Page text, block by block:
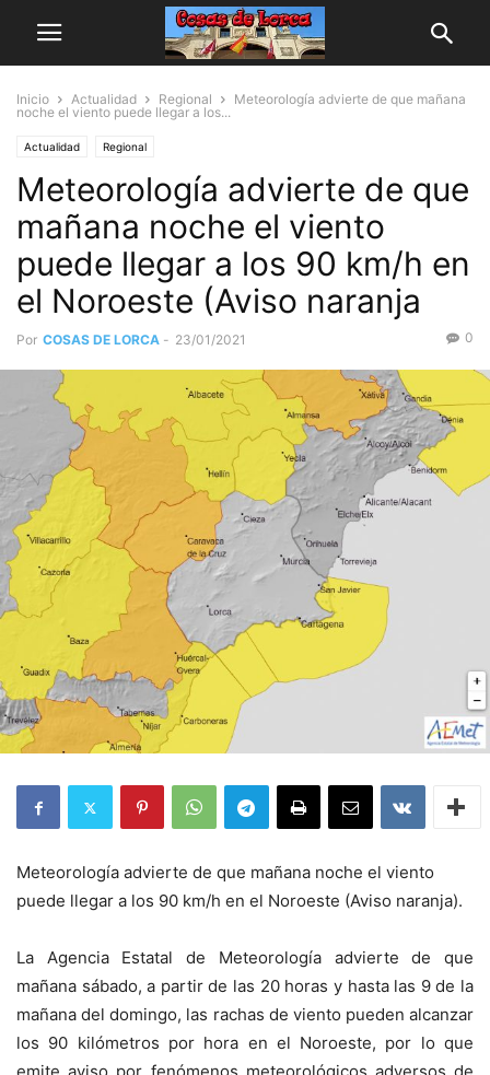
Inicio Actualidad Regional
Meteorología advierte de que mañana
noche el viento puede llegar a los...
Actualidad Regional
Meteorología advierte de que
mañana noche el viento
puede llegar a los 90 km/h en
el Noroeste (Aviso naranja
Por COSAS DE LORCA - 23/01/2021 0
Meteorología advierte de que mañana noche el viento
puede llegar a los 90 km/h en el Noroeste (Aviso naranja).
La Agencia Estatal de Meteorología advierte de que
mañana sábado, a partir de las 20 horas y hasta las 9 de la
mañana del domingo, las rachas de viento pueden alcanzar
los 90 kilómetros por hora en el Noroeste, por lo que